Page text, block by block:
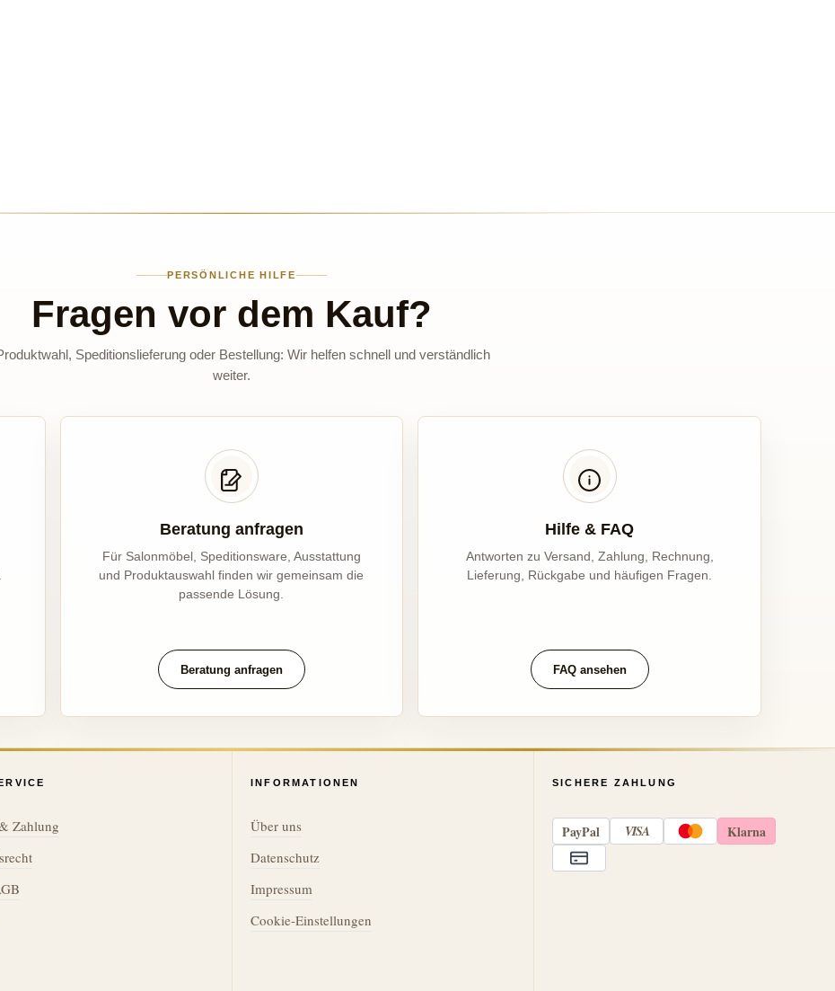
PERSÖNLICHE HILFE
Fragen vor dem Kauf?
Speditionslieferung oder Bestellung: Wir helfen schnell und verständlich
weiter.
Beratung anfragen
Für Salonmöbel, Speditionsware, Ausstattung
und Produktauswahl finden wir gemeinsam die
passende Lösung.
Beratung anfragen
Hilfe & FAQ
Antworten zu Versand, Zahlung, Rechnung,
Lieferung, Rückgabe und häufigen Fragen.
FAQ ansehen
Zahlung
INFORMATIONEN
Über uns
Datenschutz
Impressum
Cookie-Einstellungen
SICHERE ZAHLUNG
PayPal VISA Klarna